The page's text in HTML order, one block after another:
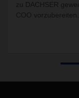
zu DACHSER
COO vorzubereiten.